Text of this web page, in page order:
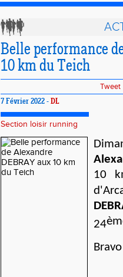
Belle performance
10 km du Teich
Tweet
7 Février 2022 - DL
Section loisir running
10
24